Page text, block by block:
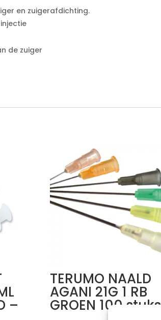
stuks
e
en zuigerafdichting.
de zuiger
–
TERUMO NAALD
AGANI 21G 1 RB
GROEN 100 stuks